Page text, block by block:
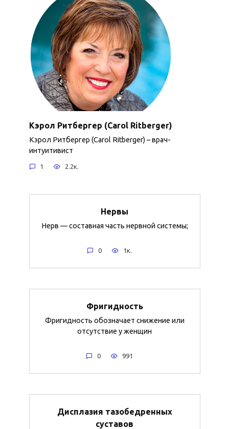
Кэрол Ритбергер (Carol Ritberger)
Кэрол Ритбергер (Carol Ritberger) – врач-
интуитивист
1 2.2к.
Нервы
Нерв — составная часть нервной системы;
0 1к.
Фригидность
Фригидность обозначает снижение или
отсутствие у женщин
0 991
Дисплазия тазобедренных
суставов